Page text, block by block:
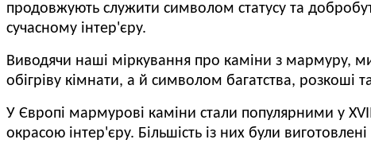
продовжують служити символом статусу та
сучасному інтер'єру.
Виводячи наші міркування про каміни з мармуру,
обігріву кімнати, а й символом багатства, розкоші
У Європі мармурові каміни стали популярними у XVII
окрасою інтер'єру. Більшість із них були